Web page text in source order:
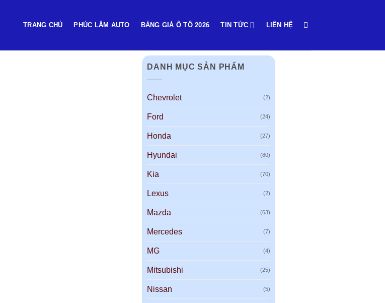
TRANG CHỦ PHÚC LÂM AUTO BẢNG GIÁ Ô TÔ 2026 TIN TỨC LIÊN HỆ
DANH MỤC SẢN PHẨM
Chevrolet (2)
Ford (24)
Honda (27)
Hyundai (80)
Kia (70)
Lexus (2)
Mazda (63)
Mercedes (7)
MG (4)
Mitsubishi (25)
Nissan (5)